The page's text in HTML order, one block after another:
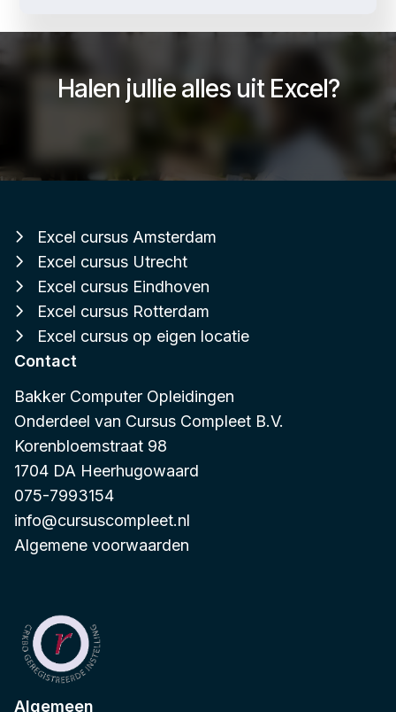
Halen jullie alles uit Excel?
Excel cursus Amsterdam
Excel cursus Utrecht
Excel cursus Eindhoven
Excel cursus Rotterdam
Excel cursus op eigen locatie
Contact
Bakker Computer Opleidingen
Onderdeel van Cursus Compleet B.V.
Korenbloemstraat 98
1704 DA Heerhugowaard
075-7993154
info@cursuscompleet.nl
Algemene voorwaarden
Algemeen